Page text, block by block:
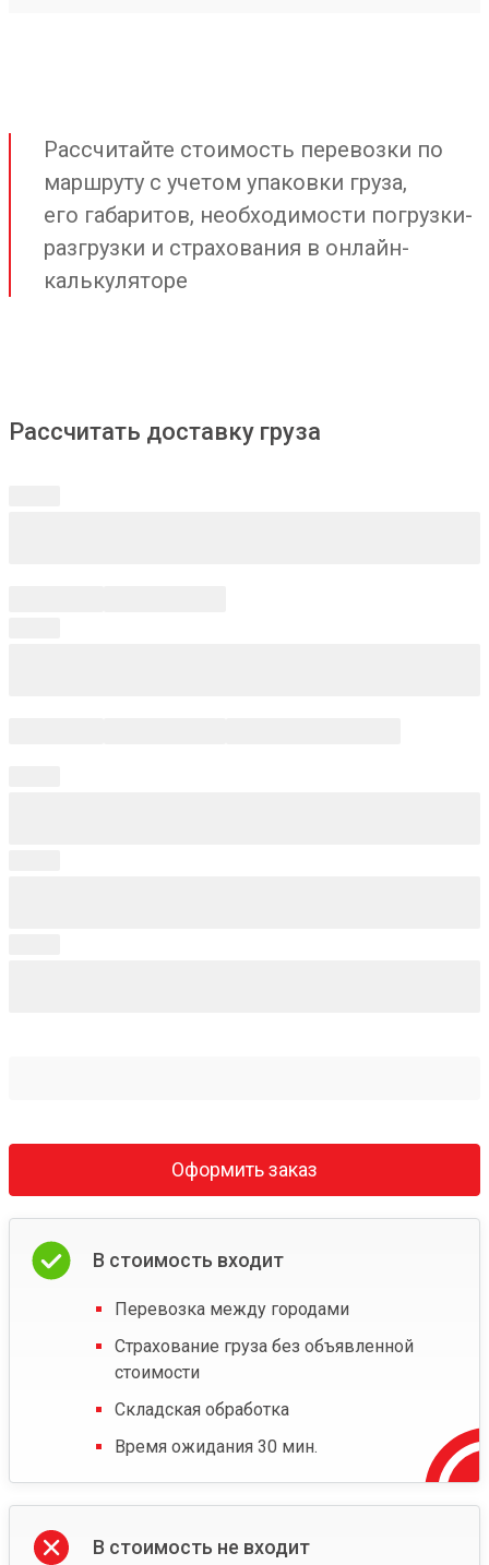
Рассчитайте стоимость перевозки по
маршруту с учетом упаковки груза,
его габаритов, необходимости погрузки-
разгрузки и страхования в онлайн-
калькуляторе
Рассчитать доставку груза
Оформить заказ
В стоимость входит
Перевозка между городами
Страхование груза без объявленной
стоимости
Складская обработка
Время ожидания 30 мин.
В стоимость не входит